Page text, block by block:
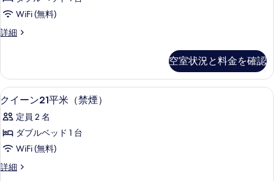
の
り
条
件
ダ
ー
ド
ン
グ
33
平
米
（禁
煙）
WiFi (無料)
詳細
ス
ー
ド
キ
グ
33
米
（禁
煙）
空室状況と料金を確認
ク
イ
ー
ン
21
平
WiFi (無料)、アラーム付き時計、ベッ
1
クイーン21平米（禁煙）
定員 2 名
ダブルベッド 1 台
WiFi (無料)
詳細
ク